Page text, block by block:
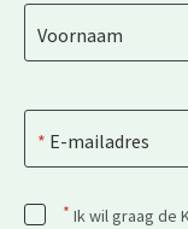
Voornaam
E-mailadres
* Ik wil graag de